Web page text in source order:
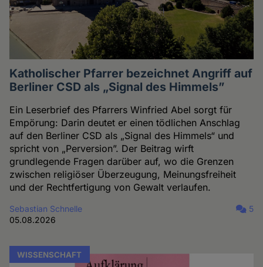
Katholischer Pfarrer bezeichnet Angriff auf
Berliner CSD als „Signal des Himmels”
Ein Leserbrief des Pfarrers Winfried Abel sorgt für
Empörung: Darin deutet er einen tödlichen Anschlag
auf den Berliner CSD als „Signal des Himmels“ und
spricht von „Perversion”. Der Beitrag wirft
grundlegende Fragen darüber auf, wo die Grenzen
zwischen religiöser Überzeugung, Meinungsfreiheit
und der Rechtfertigung von Gewalt verlaufen.
Sebastian Schnelle
05.08.2026
5
WISSENSCHAFT